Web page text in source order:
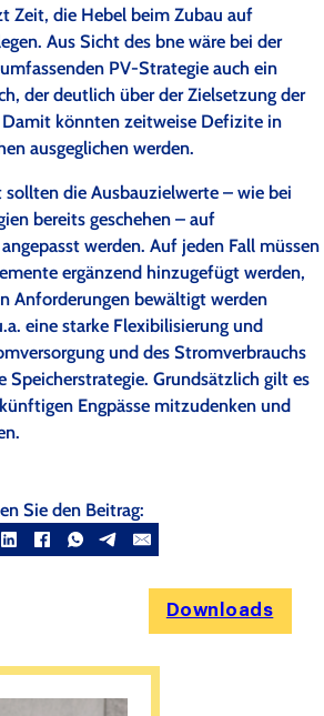
Zeit, die Hebel beim Zubau auf
Aus Sicht des bne wäre bei der
PV-Strategie auch ein
der deutlich über der Zielsetzung der
Damit könnten zeitweise Defizite in
ausgeglichen werden.
die Ausbauzielwerte – wie bei
bereits geschehen – auf
werden. Auf jeden Fall müssen
ergänzend hinzugefügt werden,
Anforderungen bewältigt werden
eine starke Flexibilisierung und
und des Stromverbrauchs
Speicherstrategie. Grundsätzlich gilt es
Engpässe mitzudenken und
Sie den Beitrag:
Downloads